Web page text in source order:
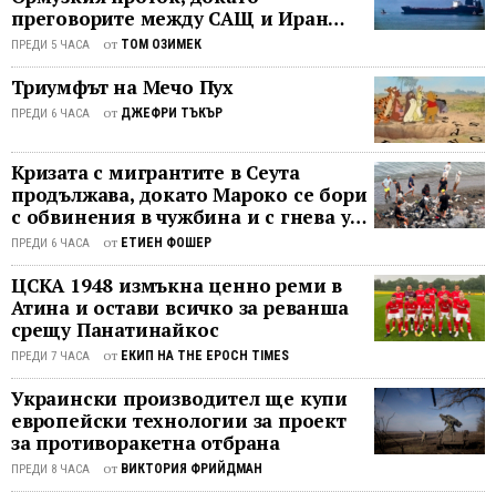
трети
на старост, а в края на 2020 г. - още
2 хиляди хектара. От тях има 6400
Кюстендил, Трявна, Велико Търново,
Севлиево, ...
преговорите между САЩ и Иран
останаха в безизходица
ПРЕДИ 5 ЧАСА от ТОМ ОЗИМЕК
Триумфът на Мечо Пух
ПРЕДИ 6 ЧАСА от ДЖЕФРИ ТЪКЪР
Кризата с мигрантите в Сеута
продължава, докато Мароко се бори
с обвинения в чужбина и с гнева у
дома
ПРЕДИ 6 ЧАСА от ЕТИЕН ФОШЕР
ЦСКА 1948 измъкна ценно реми в
Атина и остави всичко за реванша
срещу Панатинайкос
ПРЕДИ 7 ЧАСА от ЕКИП НА THE EPOCH TIMES
Украински производител ще купи
европейски технологии за проект
за противоракетна отбрана
ПРЕДИ 8 ЧАСА от ВИКТОРИЯ ФРИЙДМАН